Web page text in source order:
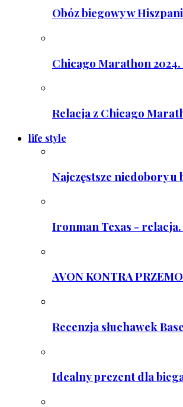
Obóz biegowy w
Chicago Marathon 2024.
Relacja z Chicago
life style
Najczęstsze niedobory u
Ironman Texas - relacja.
AVON KONTRA
Recenzja słuchawek
Idealny prezent dla